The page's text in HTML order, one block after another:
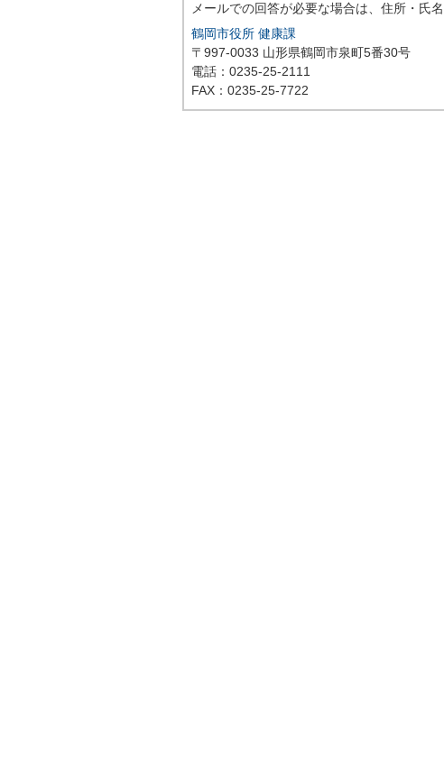
メールでの回答が必要な場合は、住所・氏
鶴岡市役所 健康課
〒997-0033 山形県鶴岡市泉町5番30号
電話：0235-25-2111
FAX：0235-25-7722